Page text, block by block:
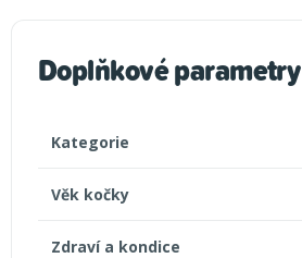
Doplňkové parametry
Kategorie
Věk kočky
Zdraví a kondice